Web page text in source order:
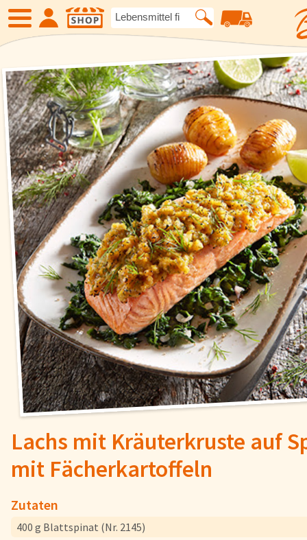
SHOP
Neue Produkte Angebote
Eiskrem Früchte
Gemüse Suppen
Kartoffelspezialitäten Gewürze
Geflügel Fleisch
Fisch Pizzen und
Snacks
Schnelle Mahlzeiten
Brot und Brötchen
Über uns
Qualität
Lachs mit Kräuterkruste auf
mit Fächerkartoffeln
Zutaten
400 g Blattspinat (Nr. 2145)